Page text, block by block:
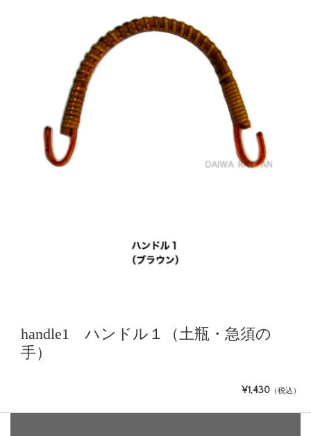
handle1 ハンドル１（土瓶・急須の
手）
¥1,430 （税込）